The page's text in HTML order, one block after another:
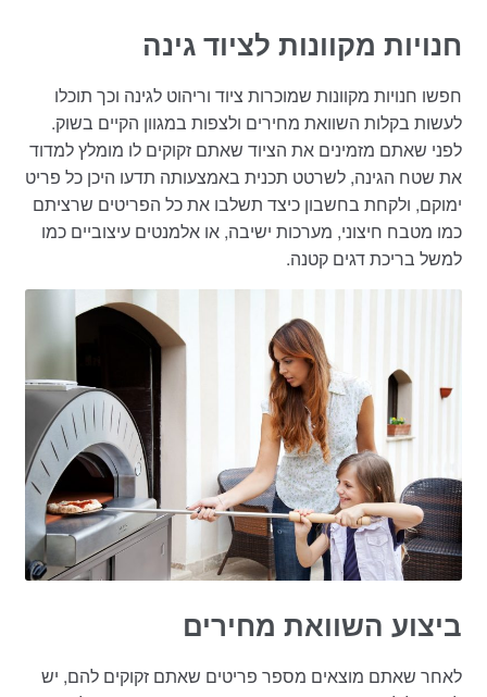
חנויות מקוונות לציוד גינה
חפשו חנויות מקוונות שמוכרות ציוד וריהוט לגינה וכך תוכלו
לעשות בקלות השוואת מחירים ולצפות במגוון הקיים בשוק.
לפני שאתם מזמינים את הציוד שאתם זקוקים לו מומלץ למדוד
את שטח הגינה, לשרטט תכנית באמצעותה תדעו היכן כל פריט
ימוקם, ולקחת בחשבון כיצד תשלבו את כל הפריטים שרציתם
כמו מטבח חיצוני, מערכות ישיבה, או אלמנטים עיצוביים כמו
למשל בריכת דגים קטנה.
ביצוע השוואת מחירים
לאחר שאתם מוצאים מספר פריטים שאתם זקוקים להם, יש